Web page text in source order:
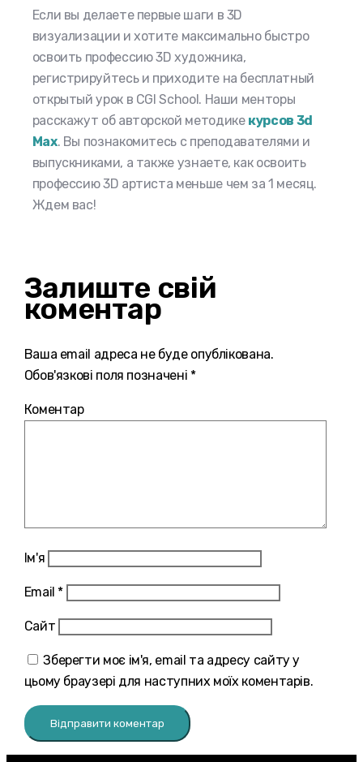
Если вы делаете первые шаги в 3D
визуализации и хотите максимально быстро
освоить профессию 3D художника,
регистрируйтесь и приходите на бесплатный
открытый урок в CGI School. Наши менторы
расскажут об авторской методике курсов 3d
Max. Вы познакомитесь с преподавателями и
выпускниками, а также узнаете, как освоить
профессию 3D артиста меньше чем за 1 месяц.
Ждем вас!
Залиште свій
коментар
Ваша email адреса не буде опублікована.
Обов'язкові поля позначені *
Коментар
Ім'я
Email *
Сайт
Зберегти моє ім'я, email та адресу сайту у
цьому браузері для наступних моїх коментарів.